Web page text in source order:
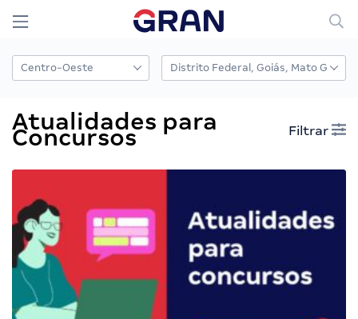
Atualidades para
Concursos Filtrar